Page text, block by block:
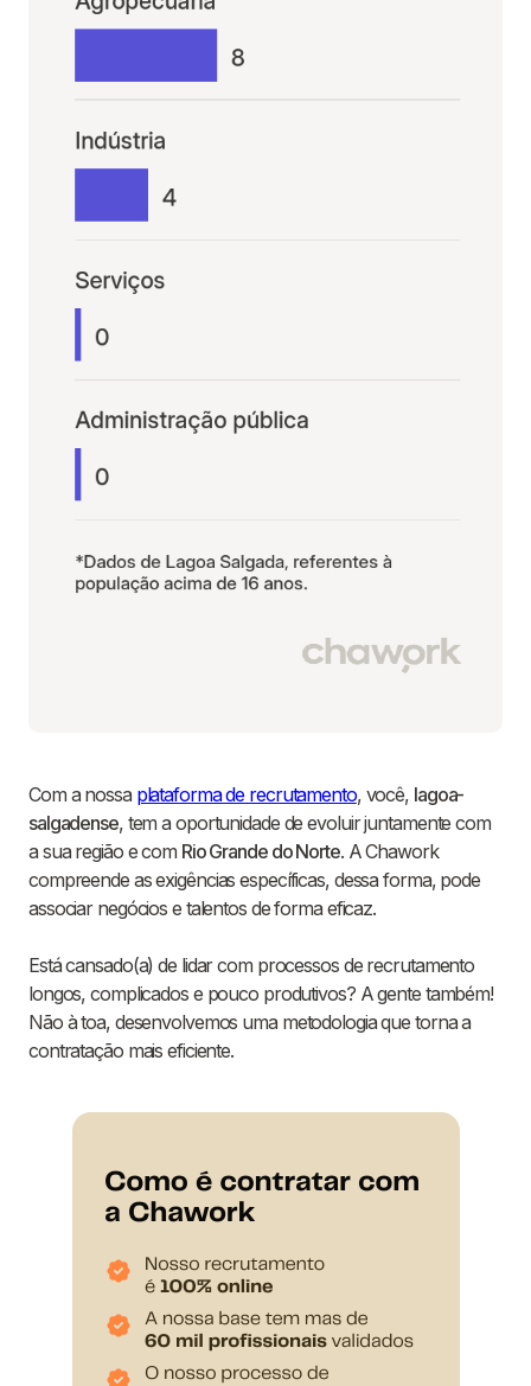
Com a nossa plataforma de recrutamento, você, lagoa-
salgadense, tem a oportunidade de evoluir juntamente com
a sua região e com Rio Grande do Norte. A Chawork
compreende as exigências específicas, dessa forma, pode
associar negócios e talentos de forma eficaz.
Está cansado(a) de lidar com processos de recrutamento
longos, complicados e pouco produtivos? A gente também!
Não à toa, desenvolvemos uma metodologia que torna a
contratação mais eficiente.